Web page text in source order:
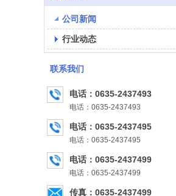
公司新闻
行业动态
联系我们
电话：0635-2437493
电话：0635-2437493
电话：0635-2437495
电话：0635-2437495
电话：0635-2437499
电话：0635-2437499
传真：0635-2437499